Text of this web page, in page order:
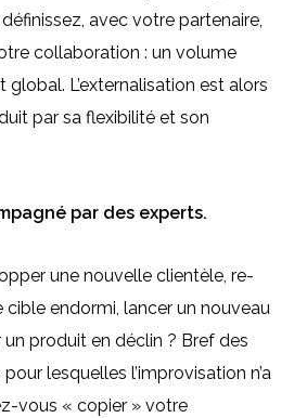
définissez, avec votre partenaire,
collaboration : un volume
global. L’externalisation est alors
par sa flexibilité et son
par des experts.
une nouvelle clientèle, re-
endormi, lancer un nouveau
produit en déclin ? Bref des
lesquelles l’improvisation n’a
vous « copier » votre